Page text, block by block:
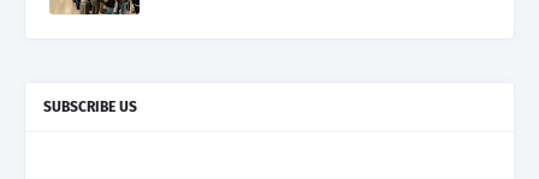
SUBSCRIBE US